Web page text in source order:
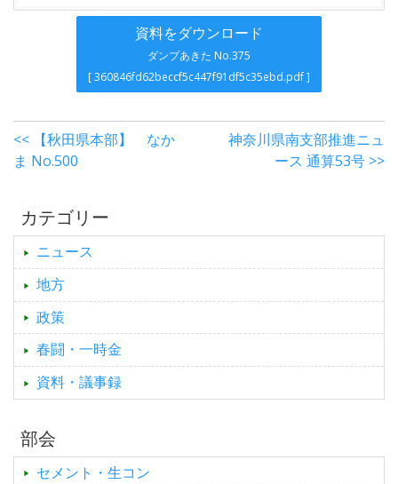
資料をダウンロード
ダンプあきた No.375
[ 360846fd62beccf5c447f91df5c35ebd.pdf ]
<< 【秋田県本部】 なか
ま No.500
神奈川県南支部推進ニュ
ース 通算53号 >>
カテゴリー
ニュース
地方
政策
春闘・一時金
資料・議事録
部会
セメント・生コン